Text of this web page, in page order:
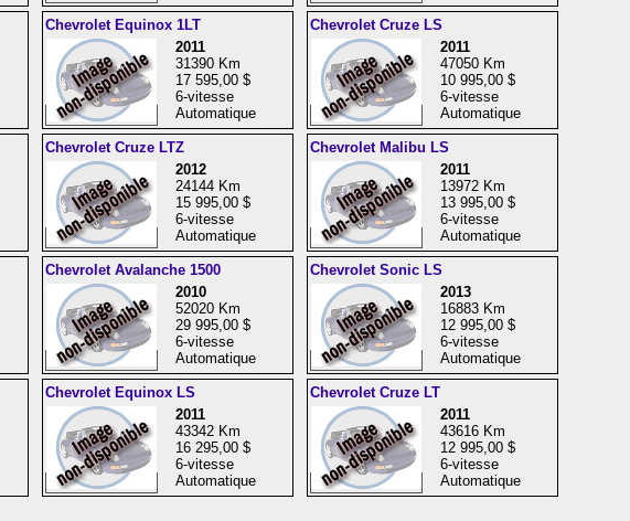
Chevrolet Equinox 1LT
2011
31390 Km
17 595,00 $
6-vitesse
Automatique
Chevrolet Cruze LS
2011
47050 Km
10 995,00 $
6-vitesse
Automatique
Chevrolet Cruze LTZ
2012
24144 Km
15 995,00 $
6-vitesse
Automatique
Chevrolet Malibu LS
2011
13972 Km
13 995,00 $
6-vitesse
Automatique
Chevrolet Avalanche 1500
2010
52020 Km
29 995,00 $
6-vitesse
Automatique
Chevrolet Sonic LS
2013
16883 Km
12 995,00 $
6-vitesse
Automatique
Chevrolet Equinox LS
2011
43342 Km
16 295,00 $
6-vitesse
Automatique
Chevrolet Cruze LT
2011
43616 Km
12 995,00 $
6-vitesse
Automatique